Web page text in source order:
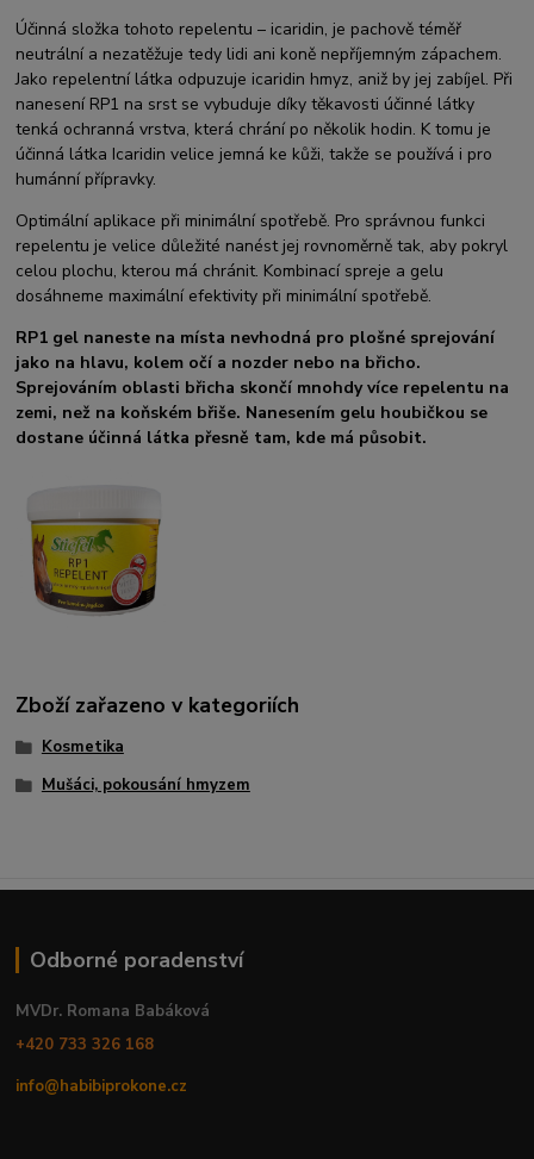
Účinná složka tohoto repelentu – icaridin, je pachově téměř
neutrální a nezatěžuje tedy lidi ani koně nepříjemným zápachem.
Jako repelentní látka odpuzuje icaridin hmyz, aniž by jej zabíjel. Při
nanesení RP1 na srst se vybuduje díky těkavosti účinné látky
tenká ochranná vrstva, která chrání po několik hodin. K tomu je
účinná látka Icaridin velice jemná ke kůži, takže se používá i pro
humánní přípravky.
Optimální aplikace při minimální spotřebě. Pro správnou funkci
repelentu je velice důležité nanést jej rovnoměrně tak, aby pokryl
celou plochu, kterou má chránit. Kombinací spreje a gelu
dosáhneme maximální efektivity při minimální spotřebě.
RP1 gel naneste na místa nevhodná pro plošné sprejování
jako na hlavu, kolem očí a nozder nebo na břicho.
Sprejováním oblasti břicha skončí mnohdy více repelentu na
zemi, než na koňském břiše. Nanesením gelu houbičkou se
dostane účinná látka přesně tam, kde má působit.
Zboží zařazeno v kategoriích
Kosmetika
Mušáci, pokousání hmyzem
Odborné poradenství
MVDr. Romana Babáková
+420 733 326 168
info@habibiprokone.cz